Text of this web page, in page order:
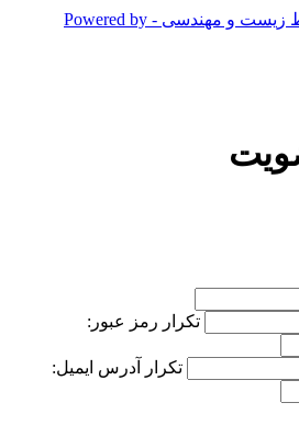
تکرار رمز عبور:
تکرار آدرس ایمیل: